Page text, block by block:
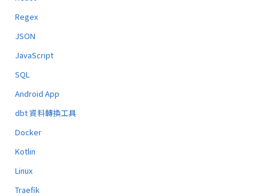
Regex
JSON
JavaScript
SQL
Android App
dbt 資料轉換工具
Docker
Kotlin
Linux
Traefik